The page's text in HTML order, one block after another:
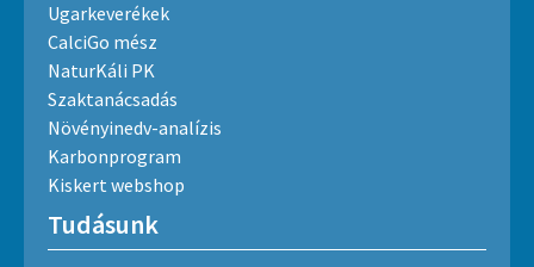
Ugarkeverékek
CalciGo mész
NaturKáli PK
Szaktanácsadás
Növényinedv-analízis
Karbonprogram
Kiskert webshop
Tudásunk